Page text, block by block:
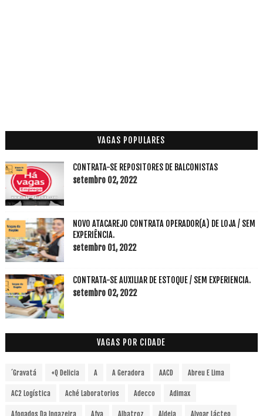
VAGAS POPULARES
CONTRATA-SE REPOSITORES DE BALCONISTAS
setembro 02, 2022
NOVO ATACAREJO CONTRATA OPERADOR(A) DE LOJA / SEM
EXPERIÊNCIA.
setembro 01, 2022
CONTRATA-SE AUXILIAR DE ESTOQUE / SEM EXPERIENCIA.
setembro 02, 2022
VAGAS POR CIDADE
´Gravatá +Q Delicia A A Geradora AACD Abreu E Lima
AC2 Logística Aché Laboratorios Adecco Adimax
Afogados Da Ingazeira Afya Albatroz Aldeia Alvoar Lácteo